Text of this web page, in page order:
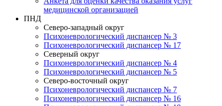
медицинской организацией
ПНД
Северо-западный округ
Психоневрологический диспансер № 3
Психоневрологический диспансер № 17
Северный округ
Психоневрологический диспансер № 4
Психоневрологический диспансер № 5
Северо-восточный округ
Психоневрологический диспансер № 7
Психоневрологический диспансер № 16